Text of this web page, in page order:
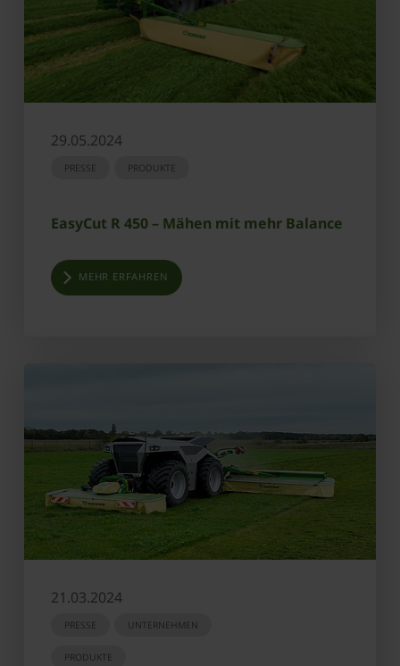
29.05.2024
PRESSE PRODUKTE
EasyCut R 450 – Mähen mit mehr Balance
MEHR ERFAHREN
21.03.2024
PRESSE UNTERNEHMEN
PRODUKTE